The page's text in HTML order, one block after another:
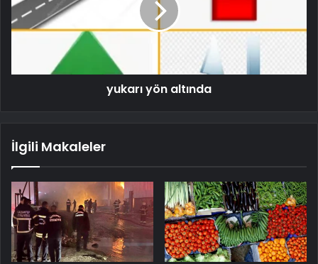
yukarı yön altında
İlgili Makaleler